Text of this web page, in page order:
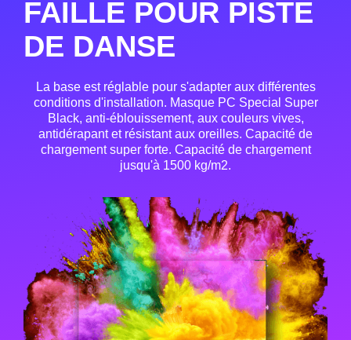
FAILLE POUR PISTE
DE DANSE
La base est réglable pour s'adapter aux différentes
conditions d'installation. Masque PC Special Super
Black, anti-éblouissement, aux couleurs vives,
antidérapant et résistant aux oreilles. Capacité de
chargement super forte. Capacité de chargement
jusqu'à 1500 kg/m2.